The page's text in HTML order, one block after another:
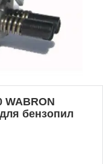
WABRON
бензопил